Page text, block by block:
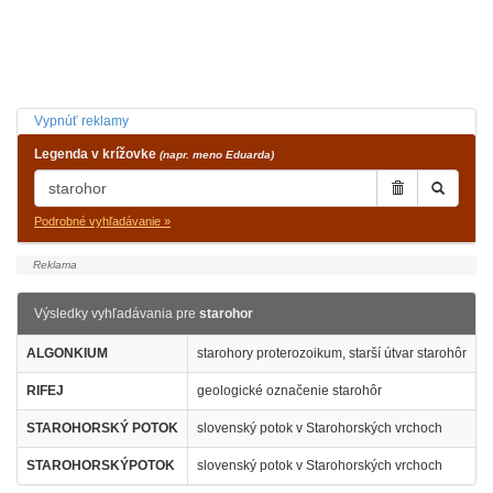
Vypnúť reklamy
Legenda v krížovke (napr. meno Eduarda)
Podrobné vyhľadávanie »
Výsledky vyhľadávania pre starohor
ALGONKIUM starohory proterozoikum, starší útvar starohôr
RIFEJ geologické označenie starohôr
STAROHORSKÝ POTOK slovenský potok v Starohorských vrchoch
STAROHORSKÝPOTOK slovenský potok v Starohorských vrchoch